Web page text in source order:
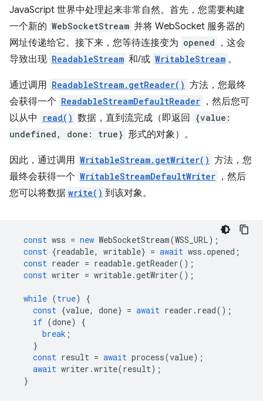
JavaScript 世界中处理起来非常自然。首先，您需要构建
一个新的 WebSocketStream 并将 WebSocket 服务器的
网址传递给它。接下来，您等待连接变为 opened
，这会
导致出现 ReadableStream 和/或 WritableStream 。
通过调用 ReadableStream.getReader() 方法，您最终
会获得一个 ReadableStreamDefaultReader ，然后您可
以从中
read() 数据，直到流完成（即返回
{value:
undefined, done: true} 形式的对象）。
因此，通过调用 WritableStream.getWriter() 方法，您
最终会获得一个 WritableStreamDefaultWriter ，然后
您可以将数据 write() 到该对象。
const wss = new WebSocketStream(WSS_URL);
const {readable, writable} = await wss .opened ;
const reader = readable.getReader();
const writer = writable.getWriter();
while (true)
{
const {value, done} = await reader . read();
if (done)
{
break ;
}
const result = await process(value);
await writer .write(result);
}